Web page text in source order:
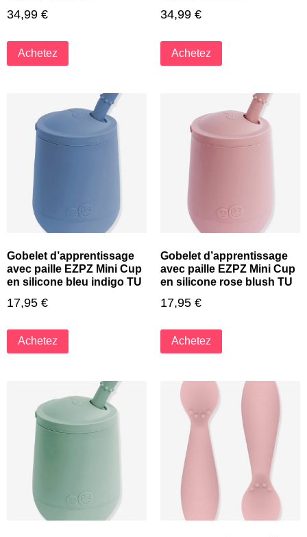
34,99 €
Achetez
34,99 €
Achetez
Gobelet d’apprentissage
avec paille EZPZ Mini Cup
en silicone bleu indigo TU
17,95 €
Achetez
Gobelet d’apprentissage
avec paille EZPZ Mini Cup
en silicone rose blush TU
17,95 €
Achetez